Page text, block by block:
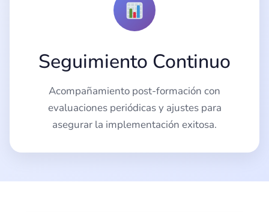
Seguimiento Continuo
Acompañamiento post-formación con
evaluaciones periódicas y ajustes para
asegurar la implementación exitosa.